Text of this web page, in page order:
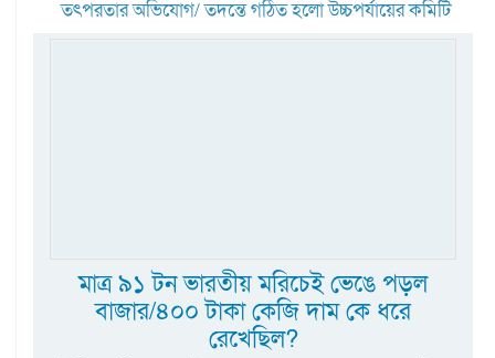
তৎপরতার অভিযোগ/ তদন্তে গঠিত হলো উচ্চপর্যায়ের কমিটি
মাত্র ৯১ টন ভারতীয় মরিচেই ভেঙে পড়ল
বাজার/৪০০ টাকা কেজি দাম কে ধরে
রেখেছিল?